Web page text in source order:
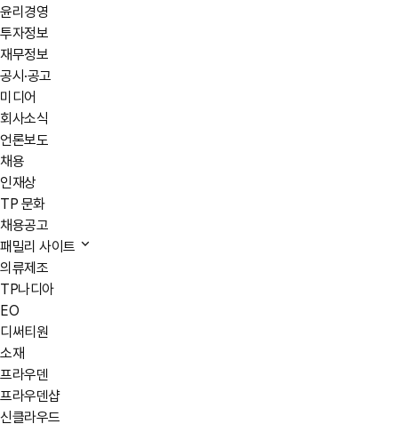
윤리경영
투자정보
재무정보
공시·공고
미디어
회사소식
언론보도
채용
인재상
TP 문화
채용공고
패밀리 사이트
의류제조
TP나디아
EO
디써티원
소재
프라우덴
프라우덴샵
신클라우드